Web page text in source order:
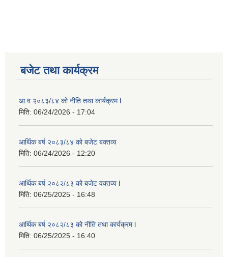
बजेट तथा कार्यक्रम
आ.व २०८३/८४ को नीति तथा कार्यक्रम l
मिति: 06/24/2026 - 17:04
आर्थिक बर्ष २०८३/८४ को बजेट बक्तव्य
मिति: 06/24/2026 - 12:20
आर्थिक बर्ष २०८२/८३ को बजेट वक्तव्य l
मिति: 06/25/2025 - 16:48
आर्थिक बर्ष २०८२/८३ को नीति तथा कार्यक्रम l
मिति: 06/25/2025 - 16:40